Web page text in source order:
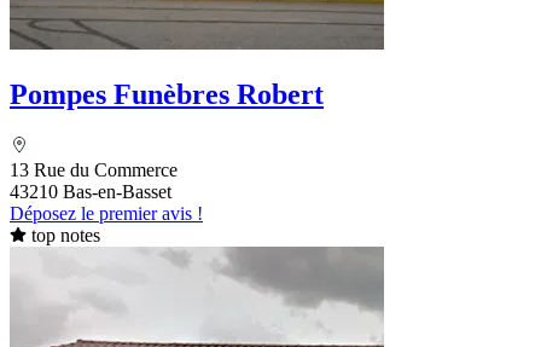
Pompes Funèbres Robert
13 Rue du Commerce
43210 Bas-en-Basset
Déposez le premier avis !
top notes